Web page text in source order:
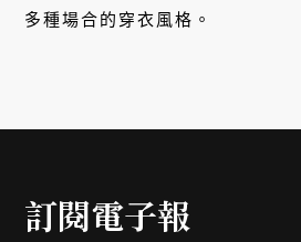
多種場合的穿衣風格。
訂閱電子報